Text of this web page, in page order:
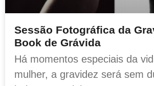
Sessão Fotográfica da
Book de Grávida
Há momentos especiais da
mulher, a gravidez será sem